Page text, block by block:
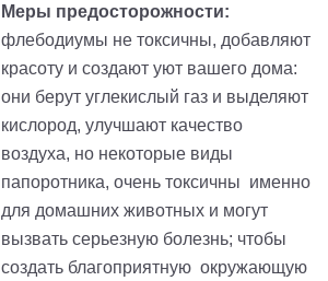
Меры предосторожности:
флебодиумы не токсичны, добавляют
красоту и создают уют вашего дома:
они берут углекислый газ и выделяют
кислород, улучшают качество
воздуха, но некоторые виды
папоротника, очень токсичны именно
для домашних животных и могут
вызвать серьезную болезнь; чтобы
создать благоприятную окружающую